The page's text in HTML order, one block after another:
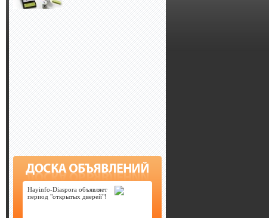
Hayinfo-Diaspora объявляет
период "открытых дверей"!